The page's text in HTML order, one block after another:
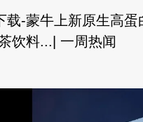
载-蒙牛上新原生高蛋
饮料...| 一周热闻